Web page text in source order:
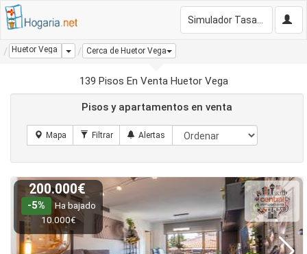
Huetor Vega Dropdown
Cerca de Huetor Vega
139 Pisos En Venta Huetor Vega
Pisos y apartamentos en venta
200.000€
-5%
Ha bajado
10.000€